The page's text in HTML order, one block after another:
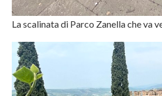
La scalinata di Parco Zanella che va